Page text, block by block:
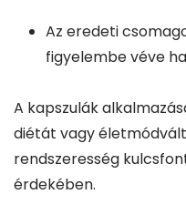
Az eredeti
figyelembe véve
A kapszulák
diétát vagy
rendszeresség
érdekében.